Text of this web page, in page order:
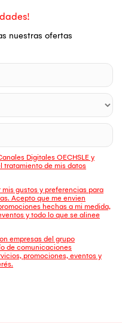
nuestras ofertas
Digitales OECHSLE y
tratamiento de mis datos
mis gustos y preferencias para
Acepto que me envien
hechas a mi medida,
y todo lo que se alinee
empresas del grupo
de comunicaciones
promociones, eventos y